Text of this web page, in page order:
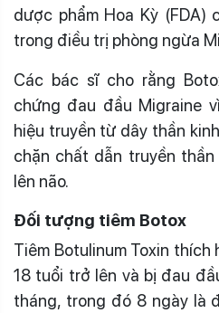
dược phẩm Hoa Kỳ (FDA)
trong điều trị phòng ngừa
Các bác sĩ cho rằng
chứng đau đầu Migraine
hiệu truyền từ dây thần
chặn chất dẫn truyền
lên não.
Đối tượng tiêm Botox
Tiêm Botulinum Toxin
18 tuổi trở lên và bị đau
tháng, trong đó 8 ngày là